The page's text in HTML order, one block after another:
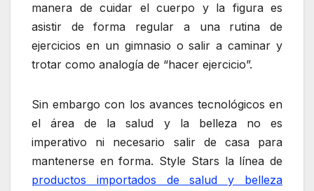
manera de cuidar el cuerpo y la figura es
asistir de forma regular a una rutina de
ejercicios en un gimnasio o salir a caminar y
trotar como analogía de “hacer ejercicio”.
Sin embargo con los avances tecnológicos en
el área de la salud y la belleza no es
imperativo ni necesario salir de casa para
mantenerse en forma. Style Stars la línea de
productos importados de salud y belleza